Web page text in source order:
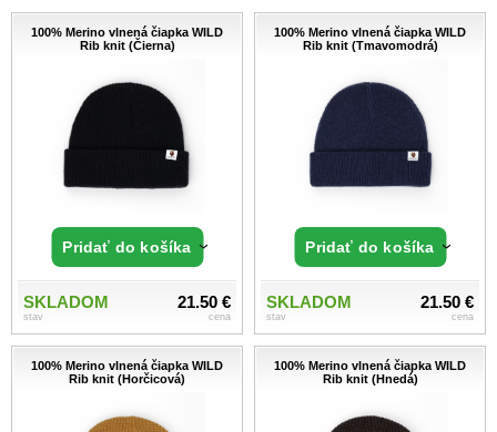
100% Merino vlnená čiapka WILD
Rib knit (Čierna)
Pridať do košíka
SKLADOM
stav
21.50 €
cena
100% Merino vlnená čiapka WILD
Rib knit (Tmavomodrá)
Pridať do košíka
SKLADOM
stav
21.50 €
cena
100% Merino vlnená čiapka WILD
Rib knit (Horčicová)
100% Merino vlnená čiapka WILD
Rib knit (Hnedá)